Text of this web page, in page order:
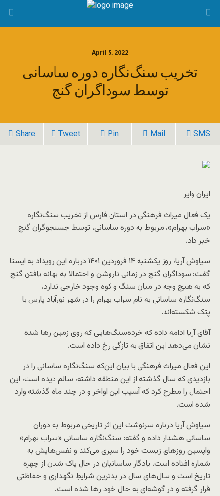
April 5, 2022
تخریب سنگ‌نگاره دوره ساسانی
توسط سوداگران گنج
Share Tweet Pin Mail SMS
ایران وایر
یک فعال میراث فرهنگی در استان فارس از تخریب سنگ‌نگاره
«سراب بهرام»، مربوط به دوره ساسانی، توسط جستجوگران گنج
خبر داد.
سیاوش آریا، روز یکشنبه ۱۴ فروردین ۱۴۰۱ درباره این رویداد به ایسنا
گفت: سوداگران گنج در زمانی ناروشن و احتمالا به بهانه‌ یافتن گنج
که به هیچ وجه در میان سنگ و کوه وجود خارجی ندارد،
سنگ‌نگاره ساسانی به نام سراب بهرام را در شهر نورآباد پارس با
پتک شکسته‌اند.
آقای آریا ادامه داده که خرده‌سنگ‌هایی که روی زمین رها شده
نشان می‌دهد این اتفاق به تازگی رخ داده است.
این فعال میراث فرهنگی با بیان این‌که سنگ‌نگاره ساسانی را در
بازدیدی که سال گذشته از این منطقه داشته، سالم دیده است، این
احتمال را مطرح کرد که آسیب این اواخر و در چند ماه گذشته وارد
شده است.
سیاوش آریا درباره سرنوشت این اثر تاریخی مربوط به دوران
ساسانی هشدار داده و گفته: سنگ‌نگاره ساسانی «سراب بهرام»
واپسین روزهای زیست خود را سپری می‌کند و نفس‌هایش به
شماره ‌افتاده است. یادگار ساسانیان در حال پاک شدن از چهره
تاریخ است و سال‌های سال در بدترین شرایطِ نگهداری و حفاظتی
‌قرار گرفته و در گوشه‌ای به حال خود رها شده است.